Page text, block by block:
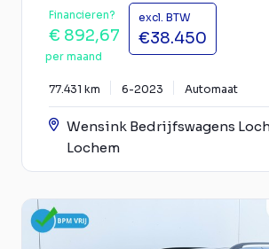
Financieren?
€ 892,67
per maand
excl. BTW
€38.450
77.431 km 6-2023 Automaat
Wensink Bedrijfswagens
Lochem